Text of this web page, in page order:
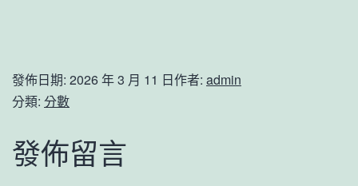
發佈日期: 2026 年 3 月 11 日作者: admin
分類: 分數
發佈留言